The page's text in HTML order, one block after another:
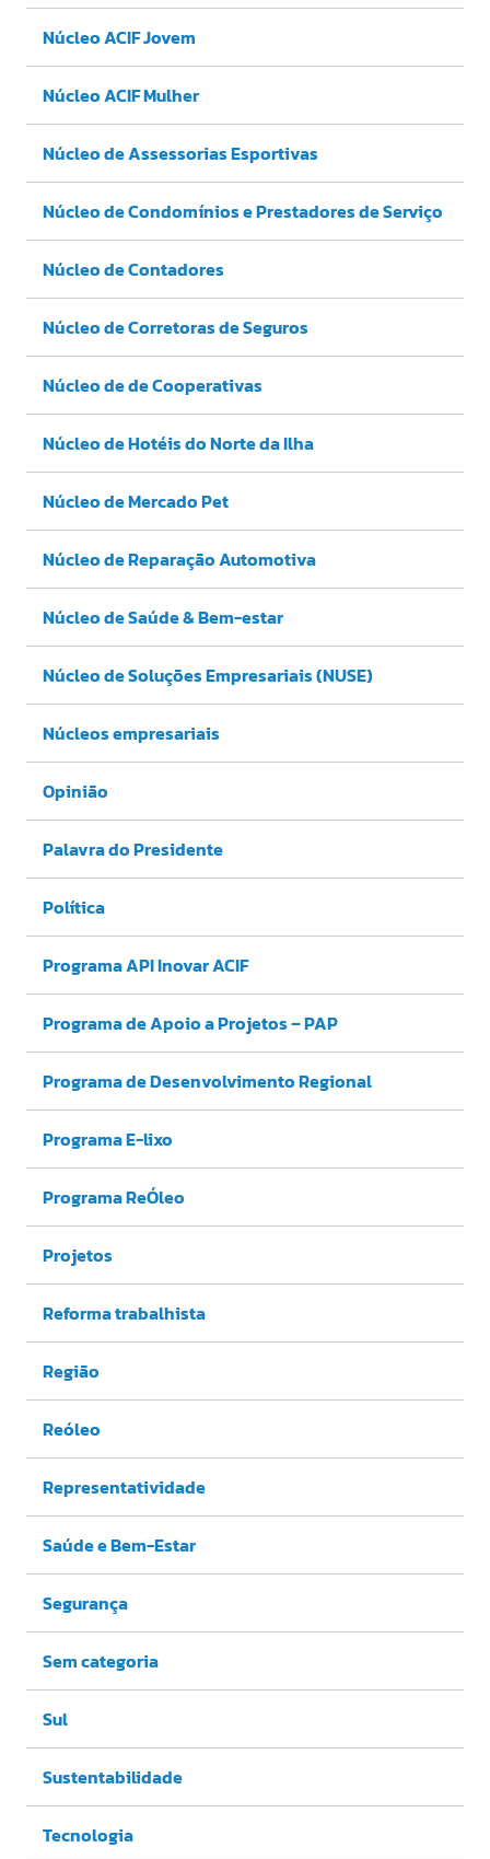
Núcleo ACIF Jovem
Núcleo ACIF Mulher
Núcleo de Assessorias Esportivas
Núcleo de Condomínios e Prestadores de Serviço
Núcleo de Contadores
Núcleo de Corretoras de Seguros
Núcleo de de Cooperativas
Núcleo de Hotéis do Norte da Ilha
Núcleo de Mercado Pet
Núcleo de Reparação Automotiva
Núcleo de Saúde & Bem-estar
Núcleo de Soluções Empresariais (NUSE)
Núcleos empresariais
Opinião
Palavra do Presidente
Política
Programa API Inovar ACIF
Programa de Apoio a Projetos – PAP
Programa de Desenvolvimento Regional
Programa E-lixo
Programa ReÓleo
Projetos
Reforma trabalhista
Região
Reóleo
Representatividade
Saúde e Bem-Estar
Segurança
Sem categoria
Sul
Sustentabilidade
Tecnologia